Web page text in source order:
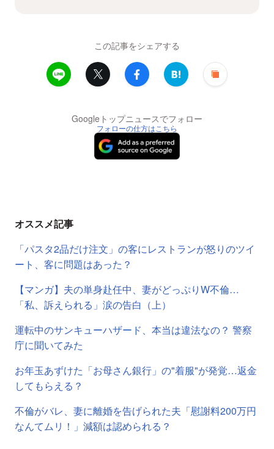
この記事をシェアする
Googleトップニュースでフォロー
フォローの仕方はこちら
オススメ記事
「パスタ2品だけ注文」の客にレストランが怒りのツイ
ート、客に問題はあった？
【マンガ】夫の単身赴任中、妻がどっぷりW不倫…
「私、訴えられる」涙の告白（上）
運転中のサンキューハザード、本当は違法なの？ 警察
庁に聞いてみた
お年玉あずけた「お母さん銀行」の"着服"が発覚…返金
してもらえる？
不倫がバレ、妻に離婚を告げられた夫「慰謝料200万円
なんてムリ！」減額は認められる？